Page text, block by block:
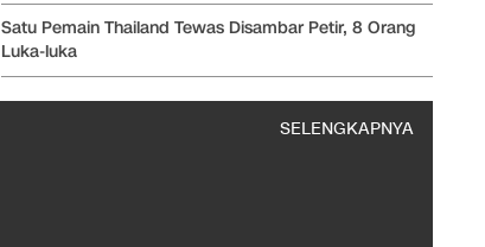
Satu Pemain Thailand Tewas Disambar Petir, 8 Orang
Luka-luka
SELENGKAPNYA